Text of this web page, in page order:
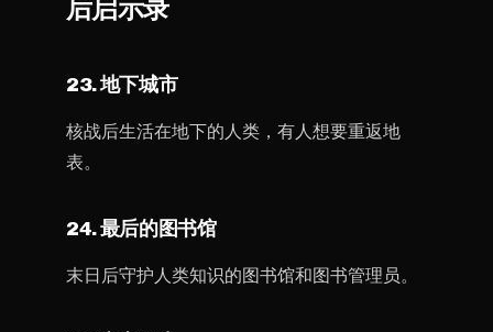
后启示录
23. 地下城市
核战后生活在地下的人类，有人想要重返地
表。
24. 最后的图书馆
末日后守护人类知识的图书馆和图书管理员。